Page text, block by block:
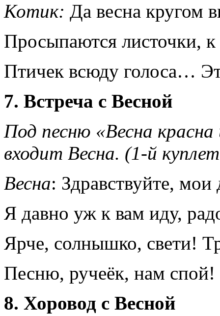
Котик: Да весна кругом
Просыпаются листочки, к
Птичек всюду голоса…
7. Встреча с Весной
Под песню «Весна красна
входит Весна. (1-й
Весна: Здравствуйте, мои
Я давно уж к вам иду,
Ярче, солнышко, свети!
Песню, ручеёк, нам
8. Хоровод с Весной